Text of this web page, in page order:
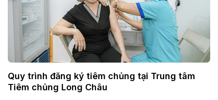
Quy trình đăng ký tiêm chủng tại Trung tâm
Tiêm chủng Long Châu